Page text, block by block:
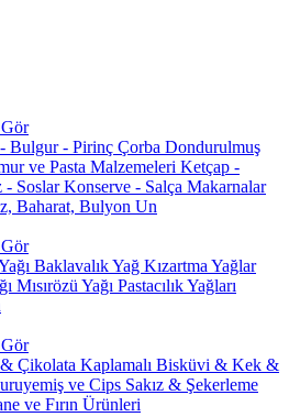
Bulgur - Pirinç Çorba Dondurulmuş
ve Pasta Malzemeleri Ketçap -
- SoslarKonserve - Salça Makarnalar
Baharat, Bulyon Un
Baklavalık Yağ Kızartma Yağlar
Mısırözü Yağı Pastacılık Yağları
Çikolata Kaplamalı Bisküvi & Kek &
ve Cips Sakız & Şekerleme
ve Fırın Ürünleri